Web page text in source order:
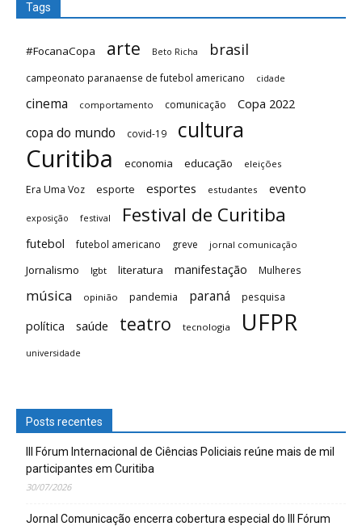
Tags
#FocanaCopa arte Beto Richa brasil
campeonato paranaense de futebol americano cidade
cinema comportamento comunicação Copa 2022
copa do mundo covid-19 cultura
Curitiba economia educação eleições
Era Uma Voz esporte esportes estudantes evento
exposição festival Festival de Curitiba
futebol futebol americano greve jornal comunicação
Jornalismo lgbt literatura manifestação Mulheres
música opinião pandemia paraná pesquisa
política saúde teatro tecnologia UFPR
universidade
Posts recentes
III Fórum Internacional de Ciências Policiais reúne mais de mil
participantes em Curitiba
30/07/2026
Jornal Comunicação encerra cobertura especial do III Fórum